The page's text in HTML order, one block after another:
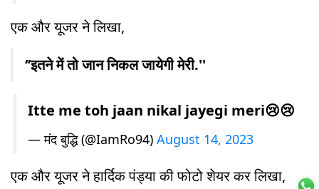
एक और यूजर ने लिखा,
‘’इतने में तो जान निकल जायेगी मेरी.''
Itte me toh jaan nikal jayegi meri😢😢
— मंद बुद्धि (@IamRo94) August 14, 2023
एक और यूजर ने हार्दिक पंड्या की फोटो शेयर कर लिखा,